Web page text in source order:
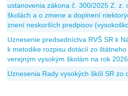
ustanovenia zákona č. 300/2025 Z. z.
školách a o zmene a doplnení
znení neskorších predpisov
Uznesenie predsedníctva RVŠ SR k
k metodike rozpisu dotácií zo
verejným vysokým školám na rok 2026
Uznesenia Rady vysokých škôl SR zo